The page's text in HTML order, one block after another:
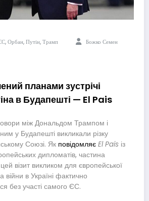
, Орбан, Путін, Трамп Божко Семен
планами зустрічі
в Будапешті — El Pais
між Дональдом Трампом і
у Будапешті викликали різку
Союзі. Як повідомляє El Pais із
дипломатів, частина
візит викликом для європейської
війни в Україні фактично
без участі самого ЄС.